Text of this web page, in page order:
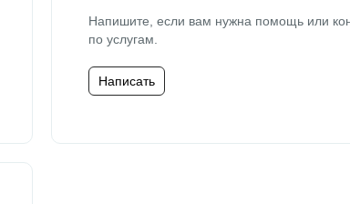
Напишите, если вам нужна помощь или
по услугам.
Написать